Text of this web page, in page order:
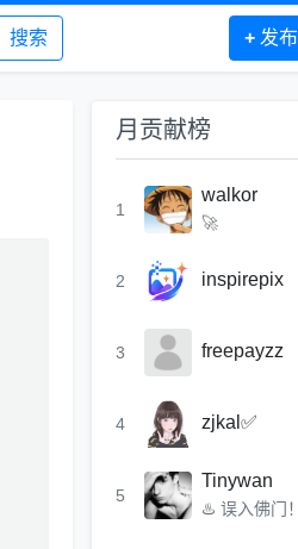
搜索 + 发布
月贡献榜
1
walkor
🚀
2 inspirepix
3 freepayzz
4 zjkal✅
5
Tinywan
♨️ 误入佛门！